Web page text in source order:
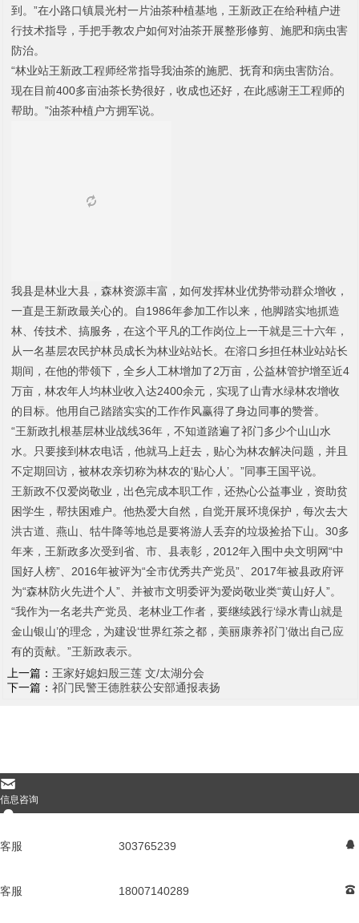
到。 ”在小路口镇晨光村一片油茶种植基地，王新政正在给种植户进
行技术指导，手把手教农户如何对油茶开展整形修剪、施肥和病虫害
防治。
“林业站王新政工程师经常指导我油茶的施肥、抚育和病虫害防治。
现在目前400多亩油茶长势很好，收成也还好，在此感谢王工程师的
帮助。”油茶种植户方拥军说。
我县是林业大县，森林资源丰富，如何发挥林业优势带动群众增收，
一直是王新政最关心的。自1986年参加工作以来，他脚踏实地抓造
林、传技术、搞服务，在这个平凡的工作岗位上一干就是三十六年，
从一名基层农民护林员成长为林业站站长。在溶口乡担任林业站站长
期间，在他的带领下，全乡人工林增加了2万亩，公益林管护增至近4
万亩，林农年人均林业收入达2400余元，实现了山青水绿林农增收
的目标。他用自己踏踏实实的工作作风赢得了身边同事的赞誉。
“王新政扎根基层林业战线36年，不知道踏遍了祁门多少个山山水
水。只要接到林农电话，他就马上赶去，贴心为林农解决问题，并且
不定期回访，被林农亲切称为林农的‘贴心人’。”同事王国平说。
王新政不仅爱岗敬业，出色完成本职工作，还热心公益事业，资助贫
困学生，帮扶困难户。他热爱大自然，自觉开展环境保护，每次去大
洪古道、燕山、牯牛降等地总是要将游人丢弃的垃圾捡拾下山。 30多
年来，王新政多次受到省、市、县表彰， 2012年入围中央文明网“中
国好人榜”、 2016年被评为“全市优秀共产党员”、 2017年被县政府评
为“森林防火先进个人”、并被市文明委评为爱岗敬业类“黄山好人”。
“我作为一名老共产党员、老林业工作者，要继续践行‘绿水青山就是
金山银山’的理念，为建设‘世界红茶之都，美丽康养祁门’做出自己应
有的贡献。”王新政表示。
上一篇： 王家好媳妇殷三莲 文/太湖分会
下一篇： 祁门民警王德胜获公安部通报表扬
󰄸
信息咨询
󰇇
客服 303765239 󰇇
客服 18007140289 󰇯